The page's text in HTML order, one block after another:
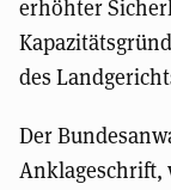
erhöhter
des
Der
Anklageschrift,